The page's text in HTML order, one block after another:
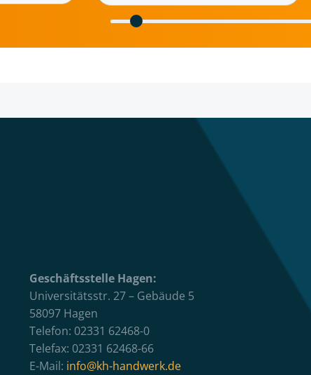
Geschäftsstelle Hagen:
Universitätsstr. 27 – Gebäude 5
58097 Hagen
Telefon: 02331 62468-0
Telefax: 02331 62468-66
E-Mail: info@kh-handwerk.de